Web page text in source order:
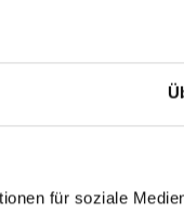
für soziale